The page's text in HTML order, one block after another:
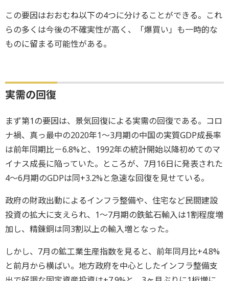
この要因はおおむね以下の4つに分けることができる。これ
らの多くは今後の不確実性が高く、「爆買い」も一時的な
ものに留まる可能性がある。
実需の回復
まず第1の要因は、景気回復による実需の回復である。コロ
ナ禍、真っ最中の2020年1～3月期の中国の実質GDP成長率
は前年同期比－6.8%と、1992年の統計開始以降初めてのマ
イナス成長に陥っていた。ところが、7月16日に発表された
4～6月期のGDPは同+3.2%と急速な回復を見せている。
政府の財政出動によるインフラ整備や、住宅など民間建設
投資の拡大に支えられ、1～7月期の鉄鉱石輸入は1割程度増
加し、精錬銅は同3割以上の輸入増となった。
しかし、7月の鉱工業生産指数を見ると、前年同月比+4.8%
と前月から横ばい。地方政府を中心としたインフラ整備支